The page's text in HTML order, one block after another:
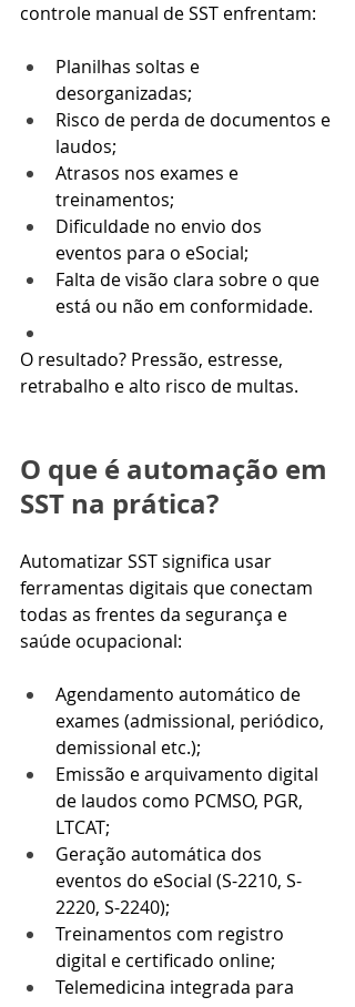
controle manual de SST enfrentam:
Planilhas soltas e
desorganizadas;
Risco de perda de documentos e
laudos;
Atrasos nos exames e
treinamentos;
Dificuldade no envio dos
eventos para o eSocial;
Falta de visão clara sobre o que
está ou não em conformidade.
O resultado? Pressão, estresse,
retrabalho e alto risco de multas.
O que é automação em
SST na prática?
Automatizar SST significa usar
ferramentas digitais que conectam
todas as frentes da segurança e
saúde ocupacional:
Agendamento automático de
exames (admissional, periódico,
demissional etc.);
Emissão e arquivamento digital
de laudos como PCMSO, PGR,
LTCAT;
Geração automática dos
eventos do eSocial (S-2210, S-
2220, S-2240);
Treinamentos com registro
digital e certificado online;
Telemedicina integrada para